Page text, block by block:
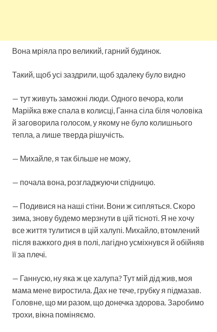
Вона мріяла про великий, гарний будинок.
Такий, щоб усі заздрили, щоб здалеку було видно
— тут живуть заможні люди. Одного вечора, коли
Марійка вже спала в колисці, Ганна сіла біля чоловіка
й заговорила голосом, у якому не було колишнього
тепла, а лише тверда рішучість.
— Михайле, я так більше не можу,
— почала вона, розгладжуючи спідницю.
— Подивися на наші стіни. Вони ж сипляться. Скоро
зима, знову будемо мерзнути в цій тісноті. Я не хочу
все життя тулитися в цій халупі. Михайло, втомлений
після важкого дня в полі, лагідно усміхнувся й обійняв
її за плечі.
— Ганнусю, ну яка ж це халупа? Тут мій дід жив, моя
мама мене виростила. Дах не тече, грубку я підмазав.
Головне, що ми разом, що донечка здорова. Заробимо
трохи, вікна поміняємо.